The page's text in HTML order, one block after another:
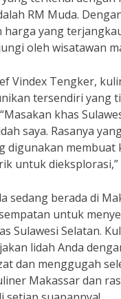
RM Muda.
yang
oleh wisatawan
Vindex Tengker,
tersendiri yang
khas
saya. Rasanya
digunakan membuat
untuk dieksplorasi,”
sedang berada di
untuk
Sulawesi Selatan.
lidah Anda
dan menggugah
Makassar dan